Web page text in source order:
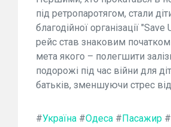
під ретропаротягом, стали
благодійної організації
рейс став знаковим початком
мета якого – полегшити
подорожі під час війни для
батьків, зменшуючи стрес
#Україна #Одеса #Пасажир #